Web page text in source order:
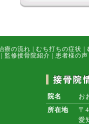
療の流れ むち打ちの症状
監修接骨院紹介 患者様の声
院名
お
所在地
〒
愛